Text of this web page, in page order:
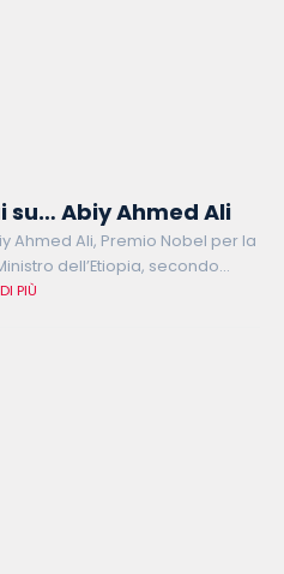
su… Abiy Ahmed Ali
Ahmed Ali, Premio Nobel per la
dell’Etiopia, secondo
nell’aprile
PIÙ